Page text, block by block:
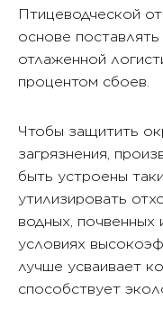
Птицеводческой
основе
отлаженной
процентом сбоев.
Чтобы защитить
загрязнения,
быть устроены
утилизировать
водных, почвенных
условиях
лучше усваивает
способствует